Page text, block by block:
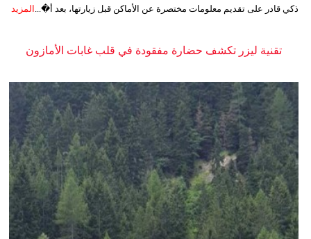
ذكي قادر على تقديم معلومات مختصرة عن الأماكن قبل زيارتها، بعد أ�... المزيد
تقنية ليزر تكشف حضارة مفقودة في قلب غابات الأمازون